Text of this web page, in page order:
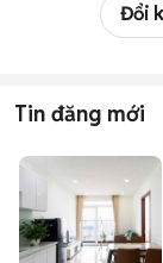
Đổi
Tin đăng mới